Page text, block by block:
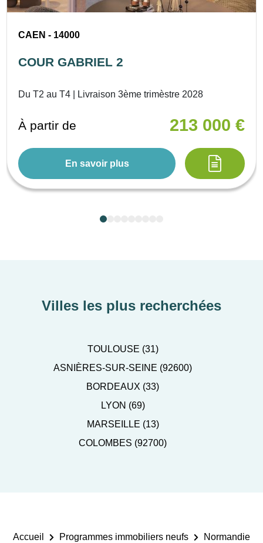
CAEN - 14000
COUR GABRIEL 2
Du T2 au T4 | Livraison 3ème trimèstre 2028
À partir de 213 000 €
En savoir plus
Villes les plus recherchées
TOULOUSE (31)
ASNIÈRES-SUR-SEINE (92600)
BORDEAUX (33)
LYON (69)
MARSEILLE (13)
COLOMBES (92700)
Accueil Programmes immobiliers neufs
Normandie